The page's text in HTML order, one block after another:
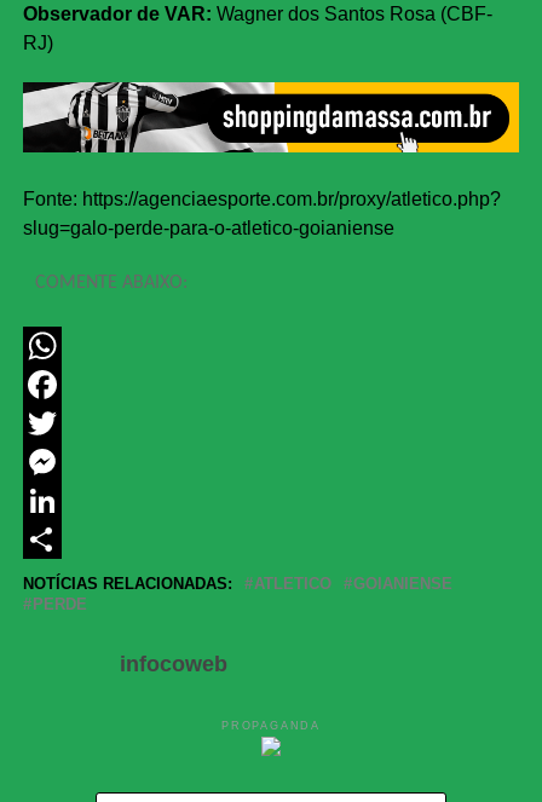
Observador de VAR: Wagner dos Santos Rosa (CBF-
RJ)
Fonte: https://agenciaesporte.com.br/proxy/atletico.php?
slug=galo-perde-para-o-atletico-goianiense
COMENTE ABAIXO:
WhatsApp
Facebook
Twitter
Messenger
LinkedIn
Share
NOTÍCIAS RELACIONADAS: ATLETICO
GOIANIENSE
PERDE
infocoweb
PROPAGANDA